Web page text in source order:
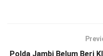
Polda Jambi Belum Beri